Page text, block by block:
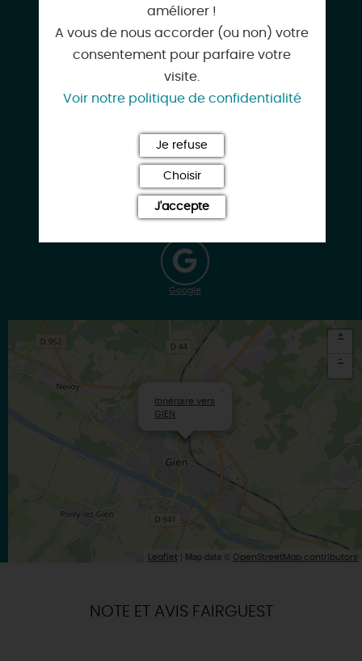
labelle.epoque@sfr.fr
Facebook
Google
Itinéraire vers
GIEN
+
-
Leaflet | Map data © OpenStreetMap contributors
NOTE ET AVIS FAIRGUEST
améliorer !
A vous de nous accorder (ou non) votre
consentement pour parfaire votre
visite.
Voir notre politique de confidentialité
Je refuse
Choisir
J'accepte